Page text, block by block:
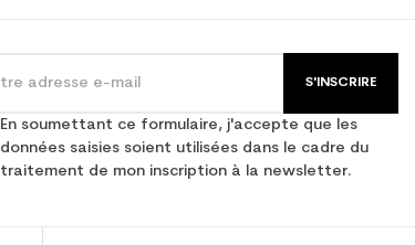
S'INSCRIRE
En soumettant ce formulaire, j'accepte que les
données saisies soient utilisées dans le cadre du
traitement de mon inscription à la newsletter.